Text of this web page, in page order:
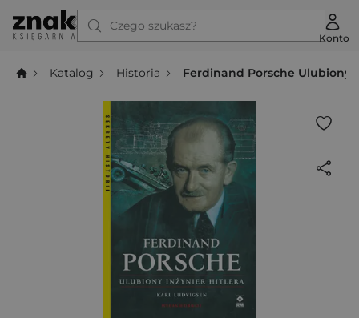
Czego szukasz?
Konto
Katalog Historia Ferdinand Porsche Ulubiony